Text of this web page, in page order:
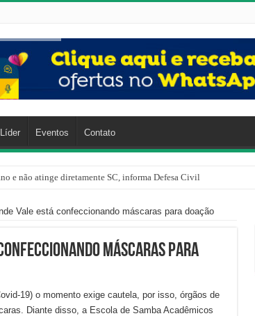
Eventos Contato
e não atinge diretamente SC, informa Defesa Civil
Vale está confeccionando máscaras para doação
máscaras para
19) o momento exige cautela, por isso, órgãos de
Diante disso, a Escola de Samba Acadêmicos